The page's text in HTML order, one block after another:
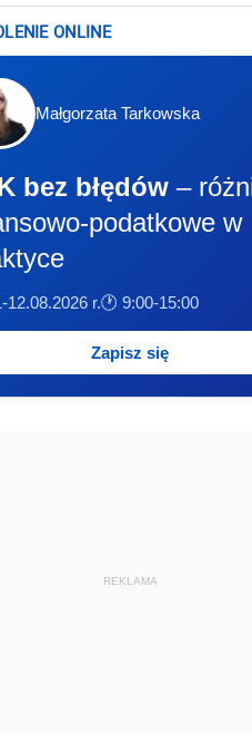
ONLINE
Małgorzata Tarkowska
bez błędów –
podatkowe w
12.08.2026 r.🕐 9:00-15:00
Zapisz się
REKLAMA